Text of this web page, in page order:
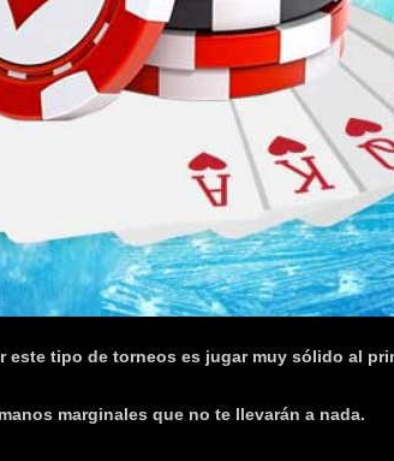
este tipo de torneos es jugar muy sólido al
marginales que no te llevarán a nada.